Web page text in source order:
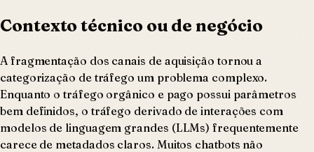
Contexto técnico ou de negócio
A fragmentação dos canais de aquisição tornou a
categorização de tráfego um problema complexo.
Enquanto o tráfego orgânico e pago possui parâmetros
bem definidos, o tráfego derivado de interações com
modelos de linguagem grandes (LLMs) frequentemente
carece de metadados claros. Muitos chatbots não